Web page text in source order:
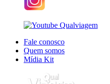
Fale conosco
Quem somos
Mídia Kit